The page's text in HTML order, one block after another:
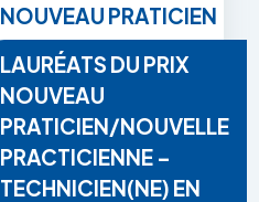
NOUVEAU PRATICIEN
LAURÉATS DU PRIX
NOUVEAU
PRATICIEN/NOUVELLE
PRACTICIENNE –
TECHNICIEN(NE) EN